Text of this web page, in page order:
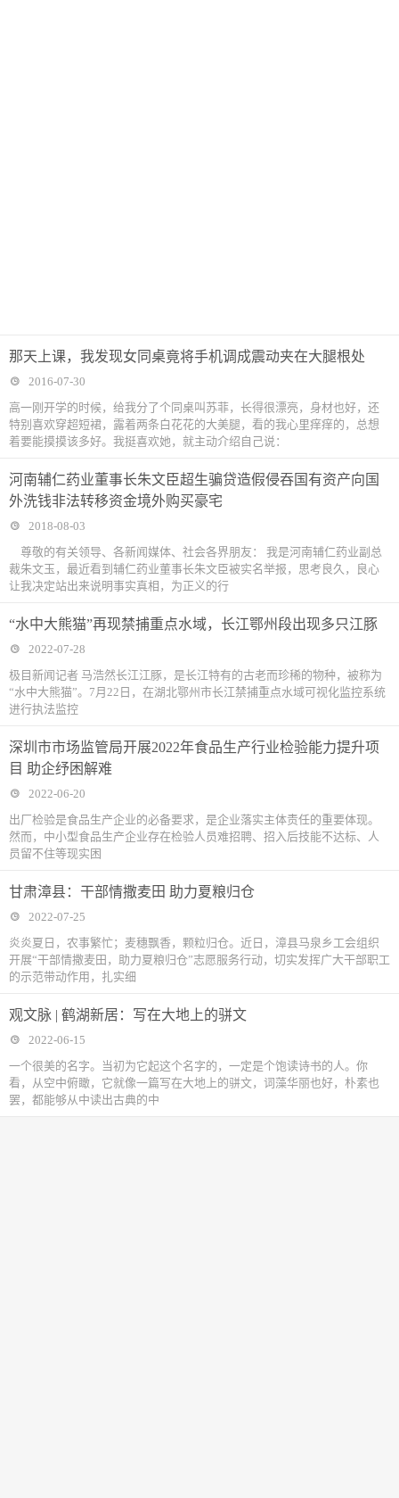
那天上课，我发现女同桌竟将手机调成震动夹在大腿根处
2016-07-30
高一刚开学的时候，给我分了个同桌叫苏菲，长得很漂亮，身材也好，还
特别喜欢穿超短裙，露着两条白花花的大美腿，看的我心里痒痒的，总想
着要能摸摸该多好。我挺喜欢她，就主动介绍自己说：
河南辅仁药业董事长朱文臣超生骗贷造假侵吞国有资产向国
外洗钱非法转移资金境外购买豪宅
2018-08-03
尊敬的有关领导、各新闻媒体、社会各界朋友： 我是河南辅仁药业副总
裁朱文玉，最近看到辅仁药业董事长朱文臣被实名举报，思考良久，良心
让我决定站出来说明事实真相，为正义的行
“水中大熊猫”再现禁捕重点水域，长江鄂州段出现多只江豚
2022-07-28
极目新闻记者 马浩然长江江豚，是长江特有的古老而珍稀的物种，被称为
“水中大熊猫”。7月22日，在湖北鄂州市长江禁捕重点水域可视化监控系统
进行执法监控
深圳市市场监管局开展2022年食品生产行业检验能力提升项
目 助企纾困解难
2022-06-20
出厂检验是食品生产企业的必备要求，是企业落实主体责任的重要体现。
然而，中小型食品生产企业存在检验人员难招聘、招入后技能不达标、人
员留不住等现实困
甘肃漳县：干部情撒麦田 助力夏粮归仓
2022-07-25
炎炎夏日，农事繁忙；麦穗飘香，颗粒归仓。近日，漳县马泉乡工会组织
开展“干部情撒麦田，助力夏粮归仓”志愿服务行动，切实发挥广大干部职工
的示范带动作用，扎实细
观文脉 | 鹤湖新居：写在大地上的骈文
2022-06-15
一个很美的名字。当初为它起这个名字的，一定是个饱读诗书的人。你
看，从空中俯瞰，它就像一篇写在大地上的骈文，词藻华丽也好，朴素也
罢，都能够从中读出古典的中